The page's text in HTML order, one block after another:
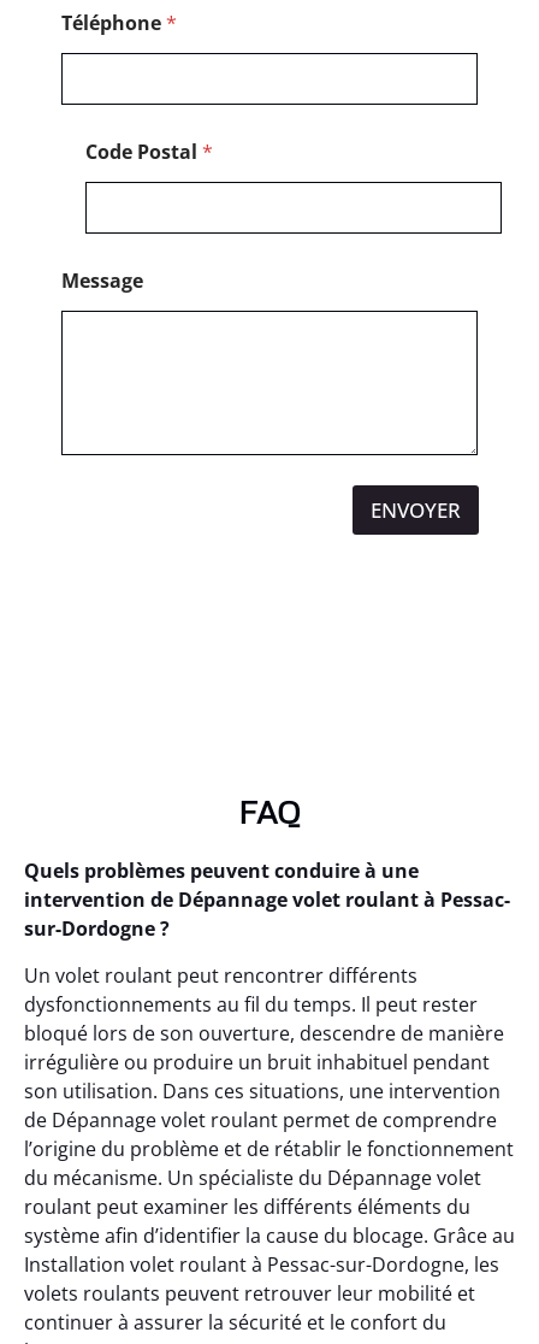
Téléphone*
Code Postal *
Message
ENVOYER
FAQ
Quels problèmes peuvent conduire à une
intervention de Dépannage volet roulant à Pessac-
sur-Dordogne ?
Un volet roulant peut rencontrer différents
dysfonctionnements au fil du temps. Il peut rester
bloqué lors de son ouverture, descendre de manière
irrégulière ou produire un bruit inhabituel pendant
son utilisation. Dans ces situations, une intervention
de Dépannage volet roulant permet de comprendre
l’origine du problème et de rétablir le fonctionnement
du mécanisme. Un spécialiste du Dépannage volet
roulant peut examiner les différents éléments du
système afin d’identifier la cause du blocage. Grâce au
Installation volet roulant à Pessac-sur-Dordogne, les
volets roulants peuvent retrouver leur mobilité et
continuer à assurer la sécurité et le confort du